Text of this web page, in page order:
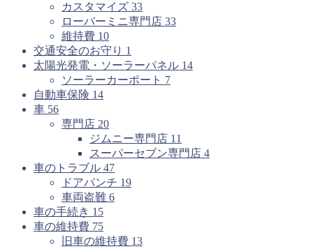
カスタマイズ 33
ローバーミニ専門店 33
維持費 10
交通安全のお守り 1
太陽光発電・ソーラーパネル 14
ソーラーカーポート 7
自動車保険 14
車 56
専門店 20
ジムニー専門店 11
スーパーセブン専門店 4
車のトラブル 47
ドアパンチ 19
車両盗難 6
車の手続き 15
車の維持費 75
旧車の維持費 13